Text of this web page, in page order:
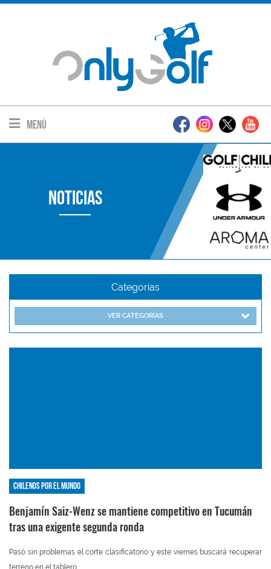
Menú
Noticias
Categorías
VER CATEGORÍAS
Chilenos por el mundo
Benjamín Saiz-Wenz se mantiene competitivo en Tucumán
tras una exigente segunda ronda
Pasó sin problemas el corte clasificatorio y este viernes buscará recuperar
terreno en el tablero